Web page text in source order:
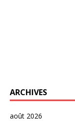
ARCHIVES
août 2026